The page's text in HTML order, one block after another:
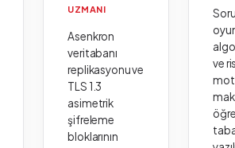
UZMANI
Asenkron
veritabanı
replikasyonu ve
TLS 1.3
asimetrik
şifreleme
bloklarının
ve